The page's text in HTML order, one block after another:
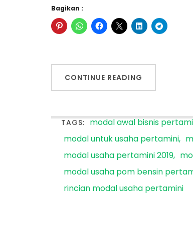
Bagikan :
CONTINUE READING
TAGS: modal awal bisnis
modal untuk usaha pertamini
modal usaha pertamini 2019
modal usaha pom bensin
rincian modal usaha pertamini